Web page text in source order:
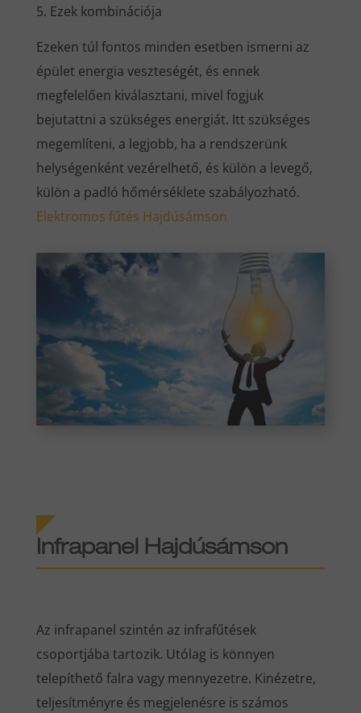
Ezek kombinációja
Ezeken túl fontos minden esetben ismerni az
épület energia veszteségét, és ennek
megfelelően kiválasztani, mivel fogjuk
bejutattni a szükséges energiát. Itt szükséges
megemlíteni, a legjobb, ha a rendszerünk
helységenként vezérelhető, és külön a levegő,
külön a padló hőmérséklete szabályozható.
Elektromos fűtés Hajdúsámson
Infrapanel Hajdúsámson
Az infrapanel szintén az infrafűtések
csoportjába tartozik. Utólag is könnyen
telepíthető falra vagy mennyezetre. Kinézetre,
teljesítményre és megjelenésre is számos